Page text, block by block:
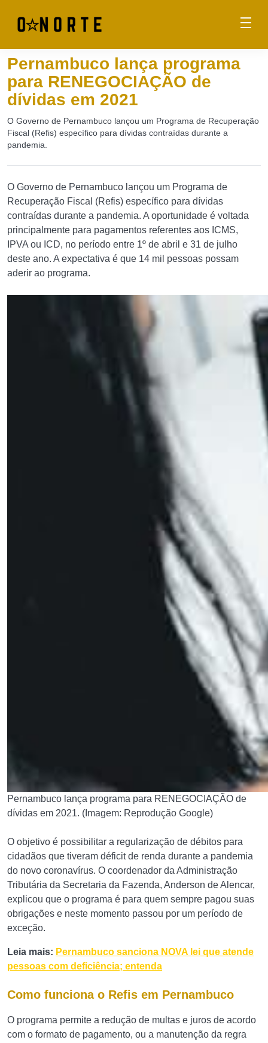
Pernambuco lança programa
para RENEGOCIAÇÃO de
dívidas em 2021
O Governo de Pernambuco lançou um Programa de Recuperação
Fiscal (Refis) específico para dívidas contraídas durante a
pandemia.
O Governo de Pernambuco lançou um Programa de
Recuperação Fiscal (Refis) específico para dívidas
contraídas durante a pandemia. A oportunidade é voltada
principalmente para pagamentos referentes aos ICMS,
IPVA ou ICD, no período entre 1º de abril e 31 de julho
deste ano. A expectativa é que 14 mil pessoas possam
aderir ao programa.
Pernambuco lança programa para RENEGOCIAÇÃO de
dívidas em 2021. (Imagem: Reprodução Google)
O objetivo é possibilitar a regularização de débitos para
cidadãos que tiveram déficit de renda durante a pandemia
do novo coronavírus. O coordenador da Administração
Tributária da Secretaria da Fazenda, Anderson de Alencar,
explicou que o programa é para quem sempre pagou suas
obrigações e neste momento passou por um período de
exceção.
Leia mais: Pernambuco sanciona NOVA lei que atende
pessoas com deficiência; entenda
Como funciona o Refis em Pernambuco
O programa permite a redução de multas e juros de acordo
com o formato de pagamento, ou a manutenção da regra